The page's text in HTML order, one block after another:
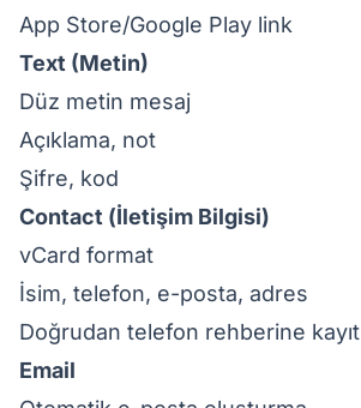
App Store/Google Play link
Text (Metin)
Düz metin mesaj
Açıklama, not
Şifre, kod
Contact (İletişim Bilgisi)
vCard format
İsim, telefon, e-posta, adres
Doğrudan telefon rehberine kayıt
Email